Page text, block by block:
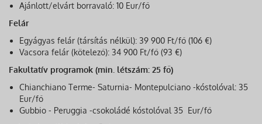
Ajánlott/elvárt borravaló: 10 Eur/fő
Felár
Egyágyas felár (társítás nélkül): 39 900 Ft/fő (106 €)
Vacsora felár (kötelező): 34 900 Ft/fő (93 €)
Fakultatív programok (min. létszám: 25 fő)
Chianchiano Terme- Saturnia- Montepulciano -kóstolóval: 35
Eur/fő
Gubbio - Peruggia -csokoládé kóstolóval 35 Eur/fő